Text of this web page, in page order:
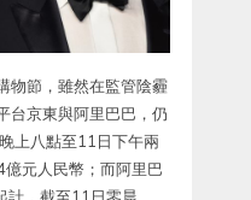
物節，雖然在監管陰霾
台京東與阿里巴巴，仍
上八點至11日下午兩
元人民幣；而阿里巴